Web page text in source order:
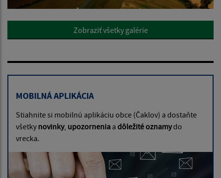
Zobraziť všetky galérie
MOBILNÁ APLIKÁCIA
Stiahnite si mobilnú aplikáciu obce (Čaklov) a dostaňte
všetky novinky, upozornenia a dôležité oznamydo
vrecka.